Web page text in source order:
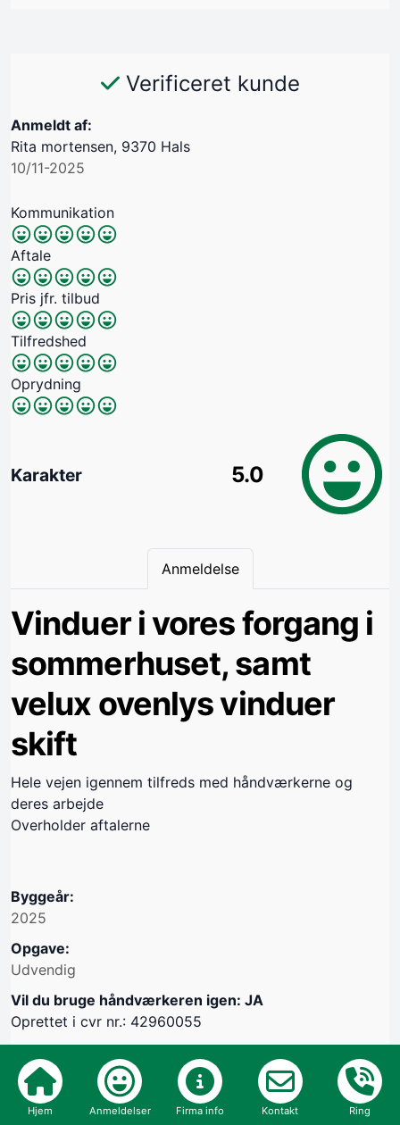
Verificeret kunde
Anmeldt af:
Rita mortensen, 9370 Hals
10/11-2025
Kommunikation
Aftale
Pris jfr. tilbud
Tilfredshed
Oprydning
Karakter 5.0
Anmeldelse
Vinduer i vores forgang i
sommerhuset, samt
velux ovenlys vinduer
skift
Hele vejen igennem tilfreds med håndværkerne og
deres arbejde
Overholder aftalerne
Byggeår:
2025
Opgave:
Udvendig
Vil du bruge håndværkeren igen: JA
Oprettet i cvr nr.: 42960055
Hjem Anmeldelser Firma info Kontakt Ring